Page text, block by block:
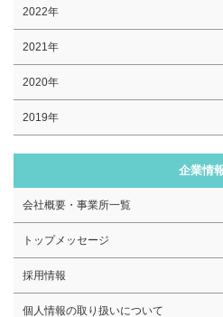
2022年
2021年
2020年
2019年
企業情
会社概要・事業所一覧
トップメッセージ
採用情報
個人情報の取り扱いについて